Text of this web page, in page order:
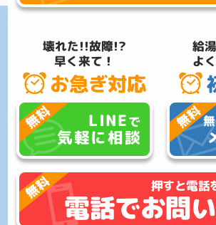
壊れた!!故障!?
早く来て！
お急ぎ対応
LINEで
気軽に相談
給
よ
押すと電話
電話でお問